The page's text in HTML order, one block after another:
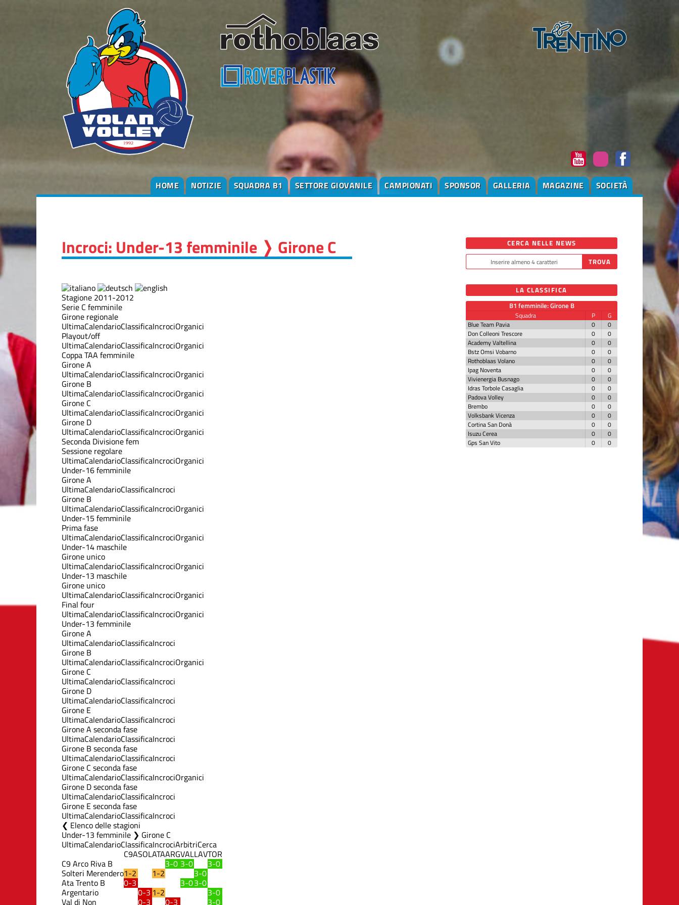
HOME NOTIZIE SQUADRA B1 SETTORE GIOVANILE CAMPIONATI SPONSOR GALLERIA MAGAZINE SOCIETÀ
Incroci: Under-13 femminile ❭ Girone C
Stagione 2011-2012
Serie C femminile
Girone regionale
UltimaCalendarioClassificaIncrociOrganici
Playout/off
UltimaCalendarioClassificaIncrociOrganici
Coppa TAA femminile
Girone A
UltimaCalendarioClassificaIncrociOrganici
Girone B
UltimaCalendarioClassificaIncrociOrganici
Girone C
UltimaCalendarioClassificaIncrociOrganici
Girone D
UltimaCalendarioClassificaIncrociOrganici
Seconda Divisione fem
Sessione regolare
UltimaCalendarioClassificaIncrociOrganici
Under-16 femminile
Girone A
UltimaCalendarioClassificaIncroci
Girone B
UltimaCalendarioClassificaIncrociOrganici
Under-15 femminile
Prima fase
UltimaCalendarioClassificaIncrociOrganici
Under-14 maschile
Girone unico
UltimaCalendarioClassificaIncrociOrganici
Under-13 maschile
Girone unico
UltimaCalendarioClassificaIncrociOrganici
Final four
UltimaCalendarioClassificaIncrociOrganici
Under-13 femminile
Girone A
UltimaCalendarioClassificaIncroci
Girone B
UltimaCalendarioClassificaIncrociOrganici
Girone C
UltimaCalendarioClassificaIncroci
Girone D
UltimaCalendarioClassificaIncroci
Girone E
UltimaCalendarioClassificaIncroci
Girone A seconda fase
UltimaCalendarioClassificaIncroci
Girone B seconda fase
UltimaCalendarioClassificaIncroci
Girone C seconda fase
UltimaCalendarioClassificaIncrociOrganici
Girone D seconda fase
UltimaCalendarioClassificaIncroci
Girone E seconda fase
UltimaCalendarioClassificaIncroci
Elenco delle stagioni
Under-13 femminile ❯ Girone C
UltimaCalendarioClassificaIncrociArbitriCerca
C9ASOLATAARGVALLAVTOR
C9 Arco Riva B 3-0 3-0 3-0
Solteri Merendero1-2 1-2 3-0
Ata Trento B 0-3 3-03-0
Argentario 0-3 1-2 3-0
Val di Non 0-3 0-3 3-0
CERCA NELLE NEWS
LA CLASSIFICA
B1 femminile: Girone B
Squadra P
G
Blue Team Pavia
0
0
Don Colleoni Trescore
0
0
Academy Valtellina
0
0
Bstz Omsi Vobarno
0
0
Rothoblaas Volano
0
0
Ipag Noventa
0
0
Vivienergia Busnago
0
0
Idras Torbole Casaglia
0
0
Padova Volley
0
0
Brembo
0
0
Volksbank Vicenza
0
0
Cortina San Donà
0
0
Isuzu Cerea
0
0
Gps San Vito
0 0